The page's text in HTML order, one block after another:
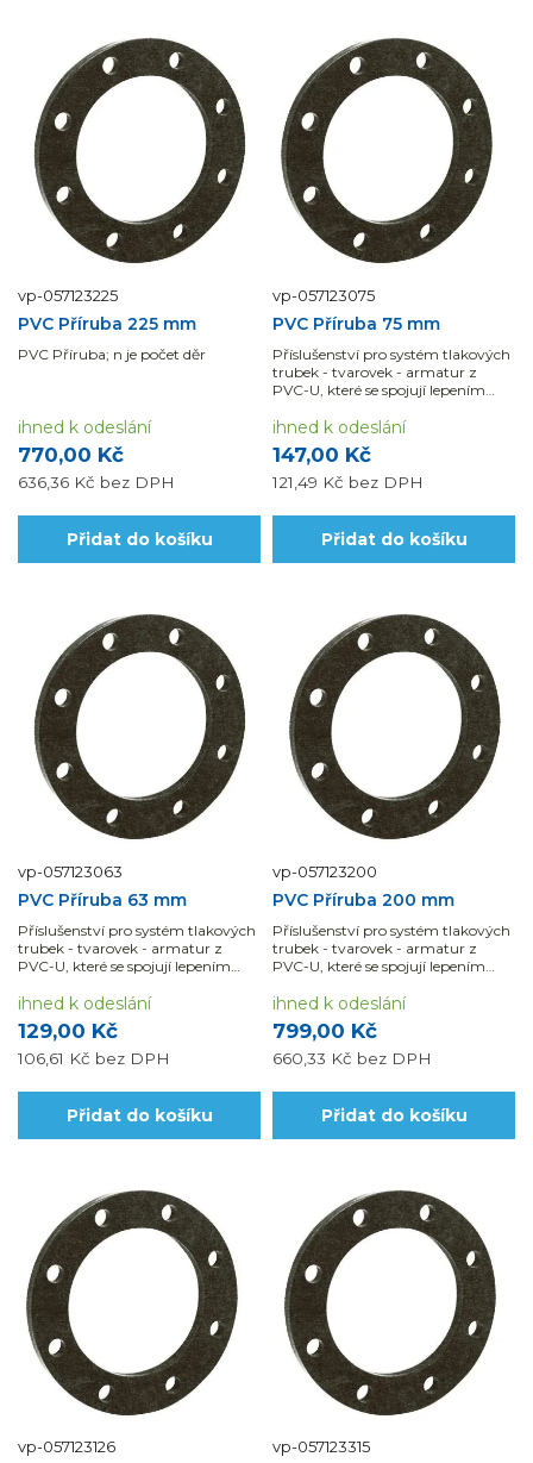
vp-057123225
PVC Příruba 225 mm
PVC Příruba; n je počet děr
770,00 Kč
636,36 Kč bez DPH
ihned k odeslání
Přidat do košíku
vp-057123075
PVC Příruba 75 mm
Příslušenství pro systém tlakových
trubek - tvarovek - armatur z
PVC-U, které se spojují lepením
147,00 Kč
121,49 Kč bez DPH
ihned k odeslání
Přidat do košíku
vp-057123063
PVC Příruba 63 mm
Příslušenství pro systém tlakových
trubek - tvarovek - armatur z
PVC-U, které se spojují lepením
129,00 Kč
106,61 Kč bez DPH
ihned k odeslání
Přidat do košíku
vp-057123200
PVC Příruba 200 mm
Příslušenství pro systém tlakových
trubek - tvarovek - armatur z
PVC-U, které se spojují lepením
799,00 Kč
660,33 Kč bez DPH
ihned k odeslání
Přidat do košíku
vp-057123126 vp-057123315